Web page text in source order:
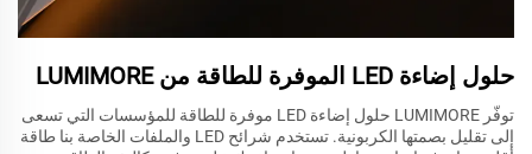
حلول إضاءة LED الموفرة للطاقة من LUMIMORE
توفّر LUMIMORE حلول إضاءة LED موفرة للطاقة للمؤسسات التي تسعى
إلى تقليل بصمتها الكربونية. تستخدم شرائح LED والملفات الخاصة بنا طاقة